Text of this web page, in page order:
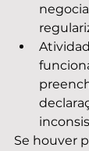
Se houver